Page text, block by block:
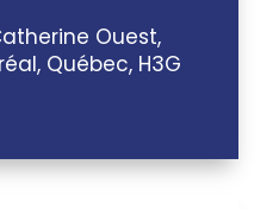
Ouest,
Québec, H3G